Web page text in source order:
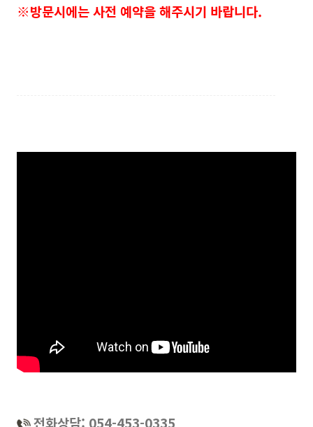
※방문시에는 사전 예약을 해주시기 바랍니다.
전화상담: 054-453-0335